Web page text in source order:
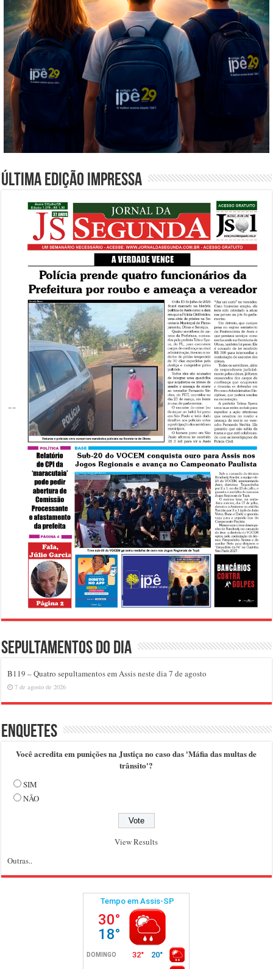
Última edição impressa
Sepultamentos do dia
B119 – Quatro sepultamentos em Assis neste dia 7 de agosto
7 de agosto de 2026
Enquetes
Você acredita em punições na Justiça no caso das 'Máfia das multas de
trânsito'?
SIM
NÃO
View Results
Outras..